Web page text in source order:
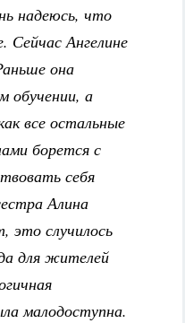
надеюсь, что
Сейчас Ангелине
она
обучении, а
все остальные
борется с
себя
Алина
это случилось
для жителей
малодоступна.